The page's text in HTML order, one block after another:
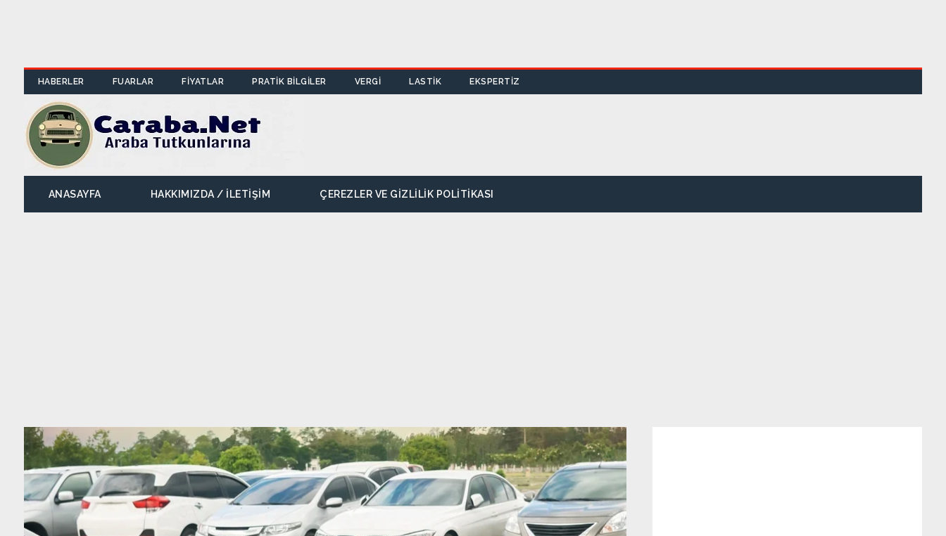
HABERLER FUARLAR FİYATLAR PRATİK BİLGİLER VERGİ LASTİK EKSPERTİZ
ANASAYFA HAKKIMIZDA / İLETIŞIM ÇEREZLER VE GIZLILIK POLITIKASI